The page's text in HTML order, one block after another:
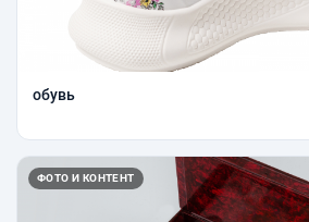
обувь
ФОТО И КОНТЕНТ